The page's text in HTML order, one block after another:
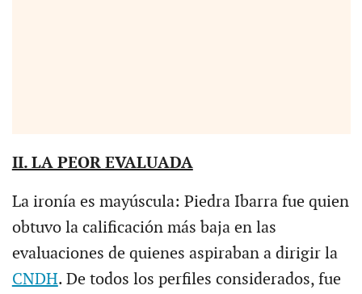
II. LA PEOR EVALUADA
La ironía es mayúscula: Piedra Ibarra fue quien
obtuvo la calificación más baja en las
evaluaciones de quienes aspiraban a dirigir la
CNDH. De todos los perfiles considerados, fue